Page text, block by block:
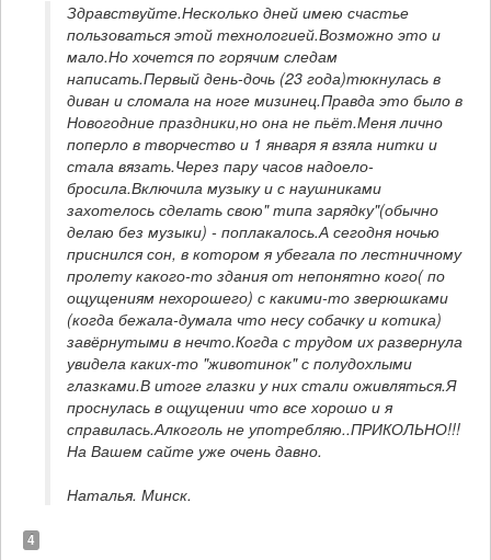
Здравствуйте.Несколько дней имею счастье
пользоваться этой технологией.Возможно это и
мало.Но хочется по горячим следам
написать.Первый день-дочь (23 года)тюкнулась в
диван и сломала на ноге мизинец.Правда это было в
Новогодние праздники,но она не пьёт.Меня лично
поперло в творчество и 1 января я взяла нитки и
стала вязать.Через пару часов надоело-
бросила.Включила музыку и с наушниками
захотелось сделать свою" типа зарядку"(обычно
делаю без музыки) - поплакалось.А сегодня ночью
приснился сон, в котором я убегала по лестничному
пролету какого-то здания от непонятно кого( по
ощущениям нехорошего) с какими-то зверюшками
(когда бежала-думала что несу собачку и котика)
завёрнутыми в нечто.Когда с трудом их развернула
увидела каких-то "животинок" с полудохлыми
глазками.В итоге глазки у них стали оживляться.Я
проснулась в ощущении что все хорошо и я
справилась.Алкоголь не употребляю..ПРИКОЛЬНО!!!
На Вашем сайте уже очень давно.
Наталья. Минск.
4